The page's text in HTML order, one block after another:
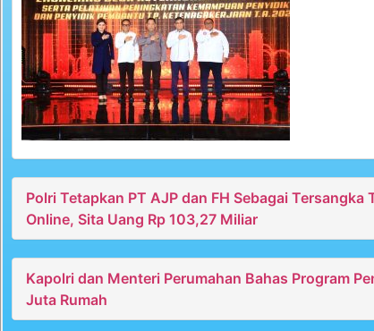
Polri Tetapkan PT AJP dan FH Sebagai Tersangka
Online, Sita Uang Rp 103,27 Miliar
Kapolri dan Menteri Perumahan Bahas Program
Juta Rumah